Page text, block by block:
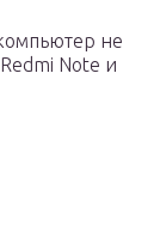
не
Note и